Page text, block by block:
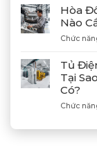
Hòa
Nào
Chức
Tủ
Tại
Có?
Chức